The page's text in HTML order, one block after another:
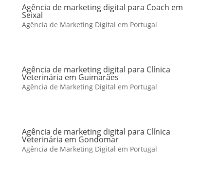
Agência de marketing digital para Coach em
Seixal
Agência de Marketing Digital em Portugal
Agência de marketing digital para Clínica
Veterinária em Guimarães
Agência de Marketing Digital em Portugal
Agência de marketing digital para Clínica
Veterinária em Gondomar
Agência de Marketing Digital em Portugal